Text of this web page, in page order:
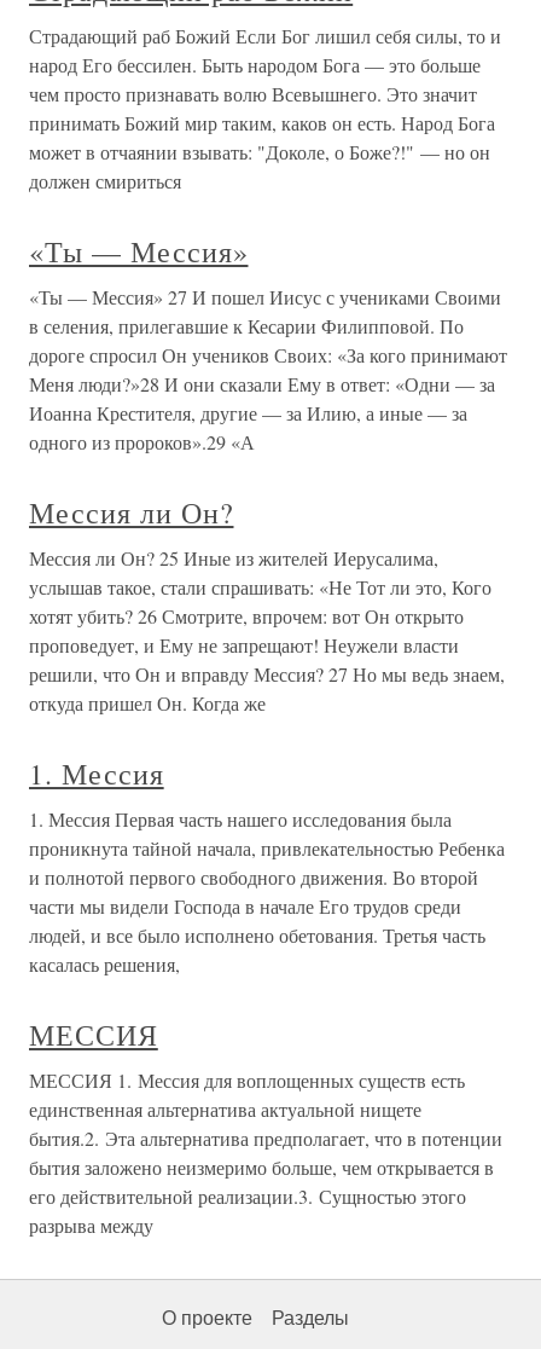
Страдающий раб Божий Если Бог лишил себя силы, то и
народ Его бессилен. Быть народом Бога — это больше
чем просто признавать волю Всевышнего. Это значит
принимать Божий мир таким, каков он есть. Народ Бога
может в отчаянии взывать: "Доколе, о Боже?!" — но он
должен смириться
«Ты — Мессия»
«Ты — Мессия» 27 И пошел Иисус с учениками Своими
в селения, прилегавшие к Кесарии Филипповой. По
дороге спросил Он учеников Своих: «За кого принимают
Меня люди?»28 И они сказали Ему в ответ: «Одни — за
Иоанна Крестителя, другие — за Илию, а иные — за
одного из пророков».29 «А
Мессия ли Он?
Мессия ли Он? 25 Иные из жителей Иерусалима,
услышав такое, стали спрашивать: «Не Тот ли это, Кого
хотят убить? 26 Смотрите, впрочем: вот Он открыто
проповедует, и Ему не запрещают! Неужели власти
решили, что Он и вправду Мессия? 27 Но мы ведь знаем,
откуда пришел Он. Когда же
1. Мессия
1. Мессия Первая часть нашего исследования была
проникнута тайной начала, привлекательностью Ребенка
и полнотой первого свободного движения. Во второй
части мы видели Господа в начале Его трудов среди
людей, и все было исполнено обетования. Третья часть
касалась решения,
МЕССИЯ
МЕССИЯ 1. Мессия для воплощенных существ есть
единственная альтернатива актуальной нищете
бытия.2. Эта альтернатива предполагает, что в потенции
бытия заложено неизмеримо больше, чем открывается в
его действительной реализации.3. Сущностью этого
разрыва между
О проекте Разделы